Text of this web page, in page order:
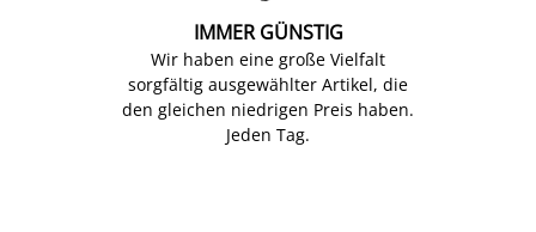
IMMER GÜNSTIG
Wir haben eine große Vielfalt
sorgfältig ausgewählter Artikel, die
den gleichen niedrigen Preis haben.
Jeden Tag.